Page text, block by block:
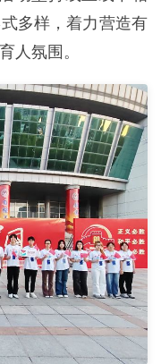
多样，着力营造有
人氛围。